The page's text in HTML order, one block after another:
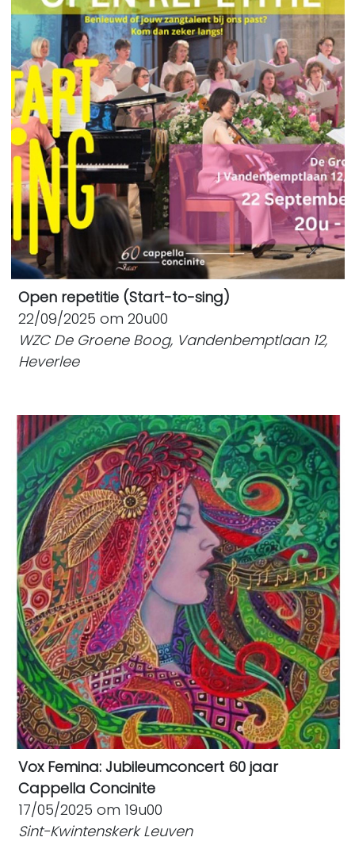
Open repetitie (Start-to-sing)
22/09/2025 om 20u00
WZC De Groene Boog, Vandenbemptlaan 12,
Heverlee
Vox Femina: Jubileumconcert 60 jaar
Cappella Concinite
17/05/2025 om 19u00
Sint-Kwintenskerk Leuven